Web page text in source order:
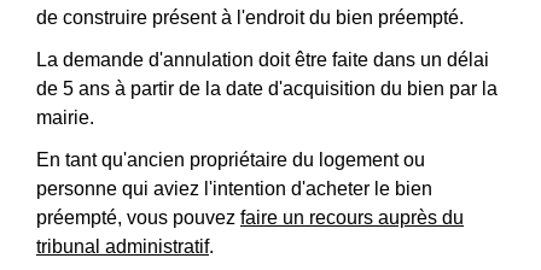
de construire présent à l'endroit du bien préempté.
La demande d'annulation doit être faite dans un délai
de 5 ans à partir de la date d'acquisition du bien par la
mairie.
En tant qu'ancien propriétaire du logement ou
personne qui aviez l'intention d'acheter le bien
préempté, vous pouvez faire un recours auprès du
tribunal administratif.